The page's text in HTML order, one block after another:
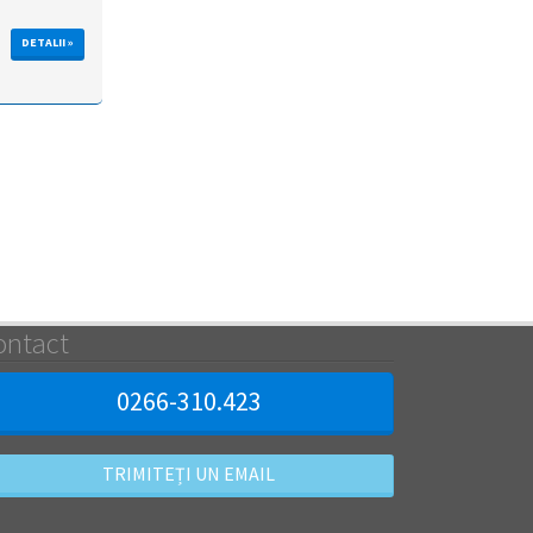
DETALII »
0266-310.423
TRIMITEȚI UN EMAIL